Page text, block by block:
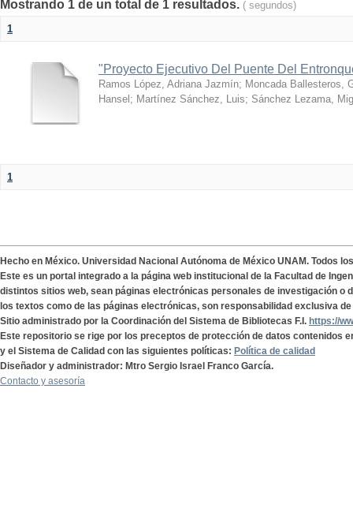
Mostrando 1 de un total de 1 resultados. ( segundos)
1
"Proyecto Ejecutivo Del Puente Del
Ramos López, Adriana Jazmín; Moncada Ballesteros,
Hansel ; Martínez Sánchez, Luis; Sánchez Lezama,
1
Hecho en México. Universidad Nacional Autónoma de México UNAM. Todos
Este es un portal integrado a la página web institucional de la Facultad de
distintos sitios web, sean páginas electrónicas personales de investigación o
los textos como de las páginas electrónicas, son responsabilidad exclusiva
Sitio administrado por la Coordinación del Sistema de Bibliotecas F.I. https://
Este repositorio se rige por los preceptos de protección de datos contenidos
y el Sistema de Calidad con las siguientes políticas: Política de calidad
Diseñador y administrador: Mtro Sergio Israel Franco García.
Contacto y asesoría